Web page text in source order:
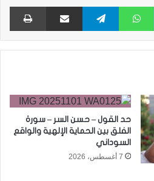
لينكدإن واتساب تيلقرام مشاركة عبر البريد
حد القول – حسن السر – سورة
الفلق بين الحماية الإلهية والواقع
السوداني
7 أغسطس، 2026